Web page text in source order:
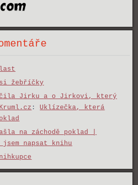
žebříčky
Jirku a o Jirkovi, který
: Uklízečka, která
na záchodě poklad |
jsem napsat knihu